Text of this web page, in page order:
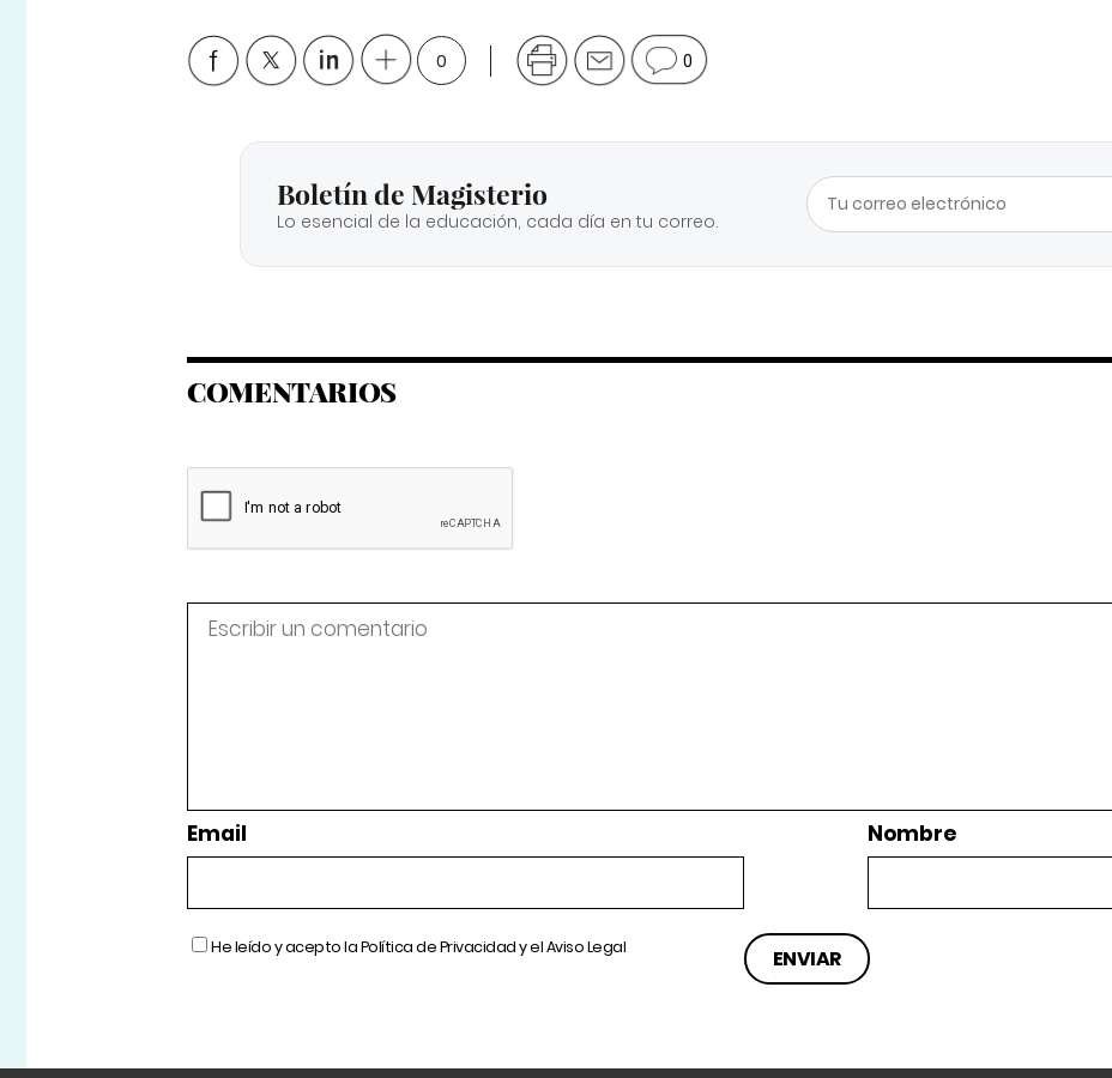
0 0
Boletín de Magisterio
Lo esencial de la educación, cada día en tu correo.
COMENTARIOS
Email Nombre
He leído y acepto laPolítica de Privacidady elAviso Legal